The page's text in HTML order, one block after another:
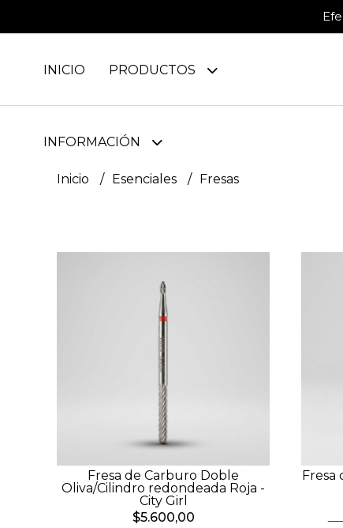
INICIO PRODUCTOS
INFORMACIÓN
Inicio Esenciales Fresas
Fresa de Carburo Doble
Oliva/Cilindro redondeada Roja -
City Girl
$5.600,00
Fresa